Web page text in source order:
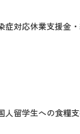
症対応休業支援金
人留学生への食糧